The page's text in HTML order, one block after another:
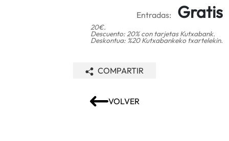
Entradas: Gratis
20€.
Descuento: 20% con tarjetas Kutxabank.
Deskontua: %20 Kutxabankeko txartelekin.
VOLVER
COMPARTIR